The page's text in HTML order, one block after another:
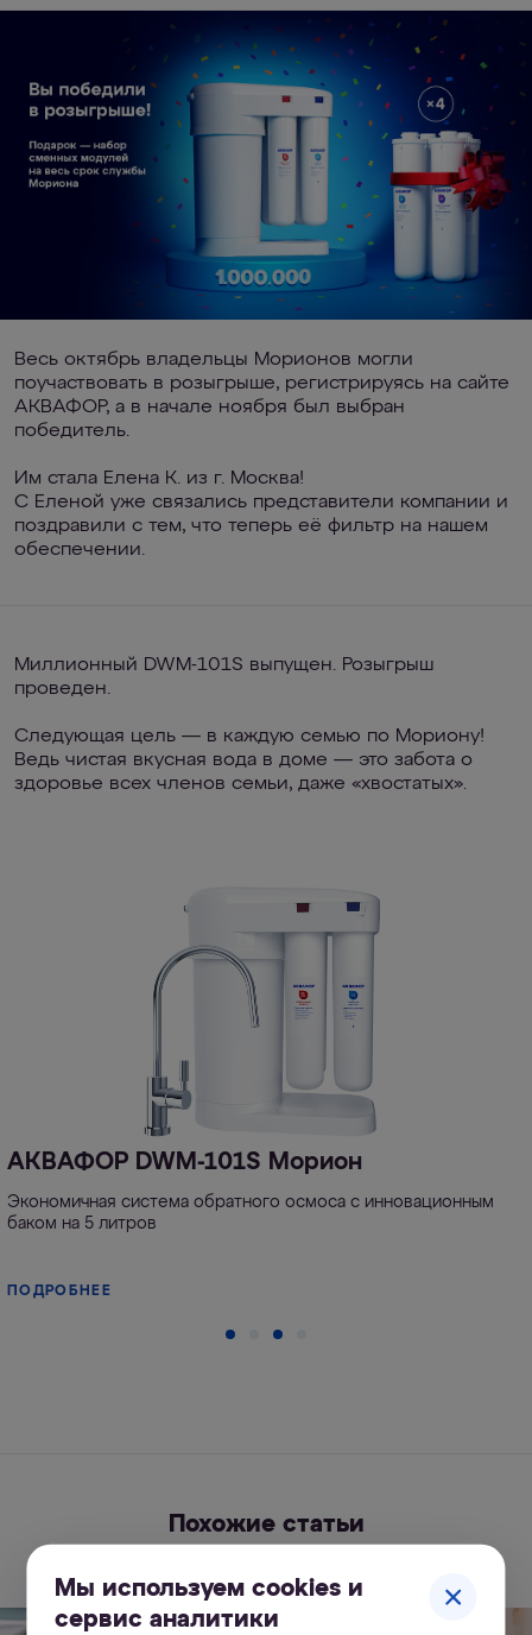
Весь октябрь владельцы Морионов могли
поучаствовать в розыгрыше, регистрируясь на сайте
АКВАФОР, а в начале ноября был выбран
победитель.
Им стала Елена К. из г. Москва!
С Еленой уже связались представители компании и
поздравили с тем, что теперь её фильтр на нашем
обеспечении.
Миллионный DWM-101S выпущен. Розыгрыш
проведен.
Следующая цель — в каждую семью по Мориону!
Ведь чистая вкусная вода в доме — это забота о
здоровье всех членов семьи, даже «хвостатых».
АКВАФОР DWM-101S Морион
Экономичная система обратного осмоса с инновационным
баком на 5 литров
ПОДРОБНЕЕ
Похожие статьи
Мы используем cookies и
сервис аналитики